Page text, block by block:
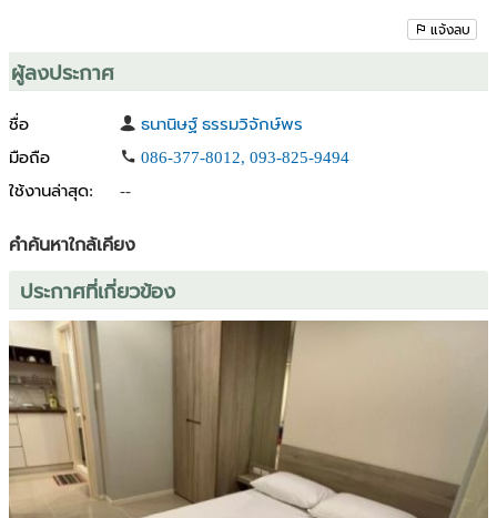
#คอนโดหัวหิน #คอนโดชะอำ #คอนโดแสนสิริ #คอนโดตากอากาศ #คอน
แต่งครบพร้อมอยู่
แจ้งลบ
ผู้ลงประกาศ
ชื่อ
ธนานิษฐ์ ธรรมวิจักษ์พร
มือถือ
086-377-8012, 093-825-9494
ใช้งานล่าสุด:
--
คำค้นหาใกล้เคียง
ประกาศที่เกี่ยวข้อง